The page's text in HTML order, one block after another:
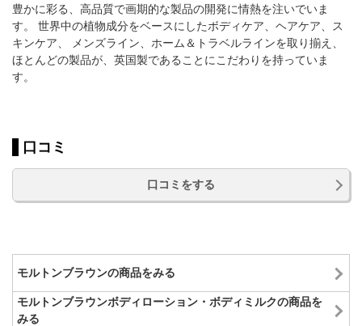
豊かに彩る、高品質で画期的な製品の開発に情熱を注いでいま
す。 世界中の植物成分をベースにしたボディケア、ヘアケア、ス
キンケア、 メンズライン、ホーム＆トラベルラインを取り揃え、
ほとんどの製品が、英国製であることにこだわりを持っていま
す。
口コミ
口コミをする
モルトンブラウンの商品をみる
モルトンブラウンボディローション・ボディミルクの商品を
みる